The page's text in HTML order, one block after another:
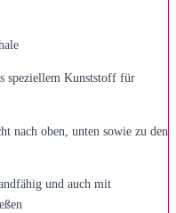
speziellem Kunststoff für
nach oben, unten sowie zu den
und auch mit